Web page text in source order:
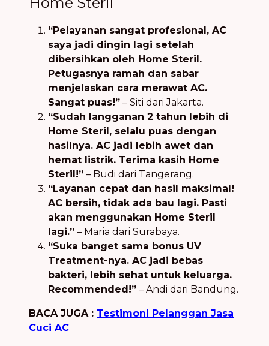
“Pelayanan sangat profesional, AC
saya jadi dingin lagi setelah
dibersihkan oleh Home Steril.
Petugasnya ramah dan sabar
menjelaskan cara merawat AC.
Sangat puas!” – Siti dari Jakarta.
“Sudah langganan 2 tahun lebih di
Home Steril, selalu puas dengan
hasilnya. AC jadi lebih awet dan
hemat listrik. Terima kasih Home
Steril!” – Budi dari Tangerang.
“Layanan cepat dan hasil maksimal!
AC bersih, tidak ada bau lagi. Pasti
akan menggunakan Home Steril
lagi.” – Maria dari Surabaya.
“Suka banget sama bonus UV
Treatment-nya. AC jadi bebas
bakteri, lebih sehat untuk keluarga.
Recommended!” – Andi dari Bandung.
BACA JUGA : Testimoni Pelanggan Jasa
Cuci AC